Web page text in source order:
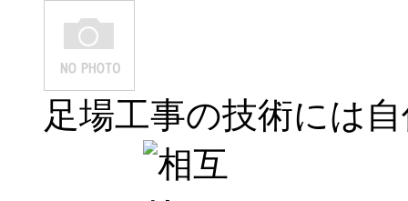
足場工事の技術には